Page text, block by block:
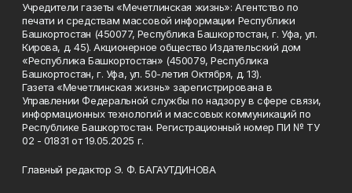
Учредители газеты «Мечетлинская жизнь»: Агентство по
печати и средствам массовой информации Республики
Башкортостан (450077, Республика Башкортостан, г. Уфа, ул.
Кирова, д. 45). Акционерное общество Издательский дом
«Республика Башкортостан» (450079, Республика
Башкортостан, г. Уфа, ул. 50-летия Октября, д. 13).
Газета «Мечетлинская жизнь» зарегистрирована в
Управлении Федеральной службы по надзору в сфере связи,
информационных технологий и массовых коммуникаций по
Республике Башкортостан. Регистрационный номер ПИ № ТУ
02 - 01831 от 19.05.2025 г.
Главный редактор Э. Ф. БАГАУТДИНОВА